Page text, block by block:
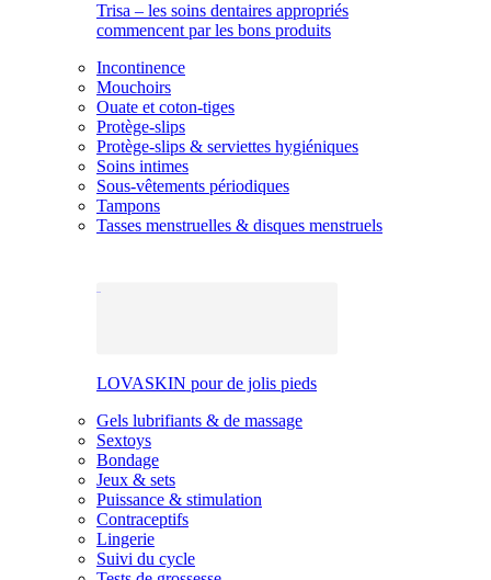
Trisa – les soins dentaires appropriés
commencent par les bons produits
Incontinence
Mouchoirs
Ouate et coton-tiges
Protège-slips
Protège-slips & serviettes hygiéniques
Soins intimes
Sous-vêtements périodiques
Tampons
Tasses menstruelles & disques menstruels
LOVASKIN pour de jolis pieds
Gels lubrifiants & de massage
Sextoys
Bondage
Jeux & sets
Puissance & stimulation
Contraceptifs
Lingerie
Suivi du cycle